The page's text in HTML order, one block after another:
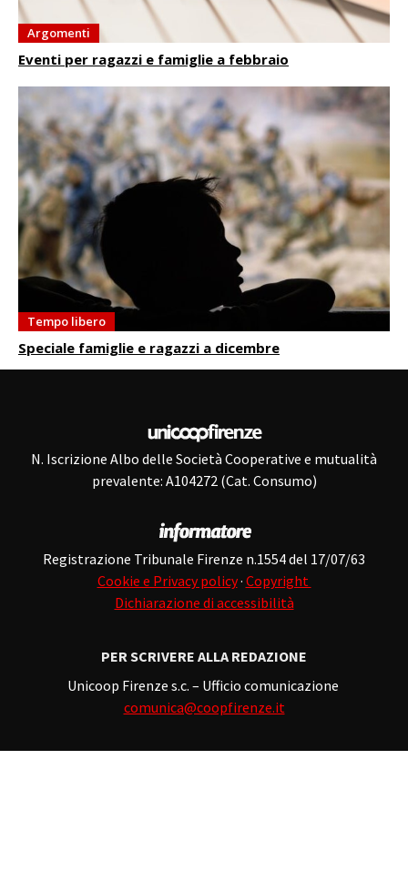
Argomenti
Eventi per ragazzi e famiglie a febbraio
Tempo libero
Speciale famiglie e ragazzi a dicembre
N. Iscrizione Albo delle Società Cooperative e mutualità
prevalente: A104272 (Cat. Consumo)
Registrazione Tribunale Firenze n.1554 del 17/07/63
Cookie e Privacy policy· Copyright
Dichiarazione di accessibilità
PER SCRIVERE ALLA REDAZIONE
Unicoop Firenze s.c. – Ufficio comunicazione
comunica@coopfirenze.it